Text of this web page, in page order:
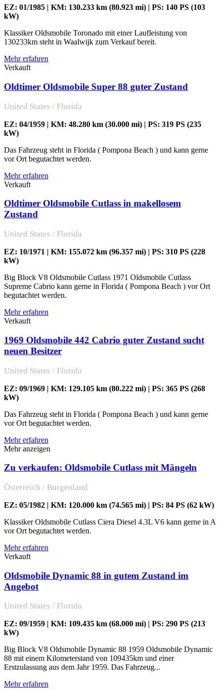
EZ: 01/1985 | KM: 130.233 km (80.923 mi) | PS: 140 PS (103
kW)
Klassiker Oldsmobile Toronado mit einer Laufleistung von
130233km steht in Waalwijk zum Verkauf bereit.
Mehr erfahren
Verkauft
Oldtimer Oldsmobile Super 88 guter Zustand
United States / Florida
EZ: 04/1959 | KM: 48.280 km (30.000 mi) | PS: 319 PS (235
kW)
Das Fahrzeug steht in Florida ( Pompona Beach ) und kann gerne
vor Ort begutachtet werden.
Mehr erfahren
Verkauft
Oldtimer Oldsmobile Cutlass in makellosem
Zustand
United States / Florida
EZ: 10/1971 | KM: 155.072 km (96.357 mi) | PS: 310 PS (228
kW)
Big Block V8 Oldsmobile Cutlass 1971 Oldsmobile Cutlass
Supreme Cabrio kann gerne in Florida ( Pompona Beach ) vor Ort
begutachtet werden.
Mehr erfahren
Verkauft
1969 Oldsmobile 442 Cabrio guter Zustand sucht
neuen Besitzer
United States / Florida
EZ: 09/1969 | KM: 129.105 km (80.222 mi) | PS: 365 PS (268
kW)
Das Fahrzeug steht in Florida ( Pompona Beach ) und kann gerne
vor Ort begutachtet werden.
Mehr erfahren
Mehr anzeigen
Zu verkaufen: Oldsmobile Cutlass mit Mängeln
Österreich / Burgenland
EZ: 05/1982 | KM: 120.000 km (74.565 mi) | PS: 84 PS (62 kW)
Klassiker Oldsmobile Cutlass Ciera Diesel 4.3L V6 kann gerne in A
vor Ort begutachtet werden.
Mehr erfahren
Verkauft
Oldsmobile Dynamic 88 in gutem Zustand im
Angebot
United States / Florida
EZ: 09/1959 | KM: 109.435 km (68.000 mi) | PS: 290 PS (213
kW)
Big Block V8 Oldsmobile Dynamic 88 1959 Oldsmobile Dynamic
88 mit einem Kilometerstand von 109435km und einer
Erstzulassung aus dem Jahr 1959. Das Fahrzeug...
Mehr erfahren